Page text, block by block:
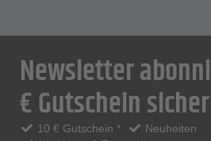
Newsletter
€ Gutschein
10 € Gutschein *
Neuheiten